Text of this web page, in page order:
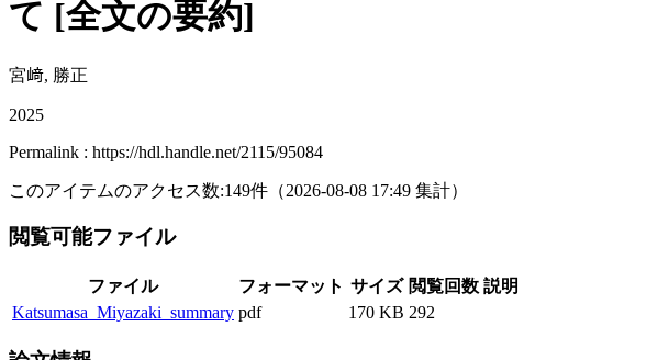
て [全文の要約]
宮﨑, 勝正
2025
Permalink : https://hdl.handle.net/2115/95084
このアイテムのアクセス数:149件 （2026-08-08 17:49 集計）
閲覧可能ファイル
ファイル フォーマット サイズ 閲覧回数 説明
Katsumasa_Miyazaki_summary pdf 170 KB 292